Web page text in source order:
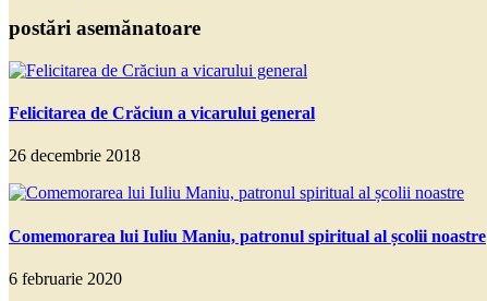
postări asemănatoare
Felicitarea de Crăciun a vicarului general
26 decembrie 2018
Comemorarea lui Iuliu Maniu, patronul spiritual al școlii noastre
6 februarie 2020